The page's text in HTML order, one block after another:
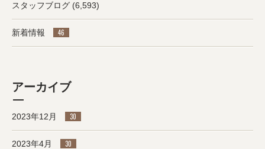
スタッフブログ (6,593)
新着情報 46
アーカイブ
2023年12月 30
2023年4月 30